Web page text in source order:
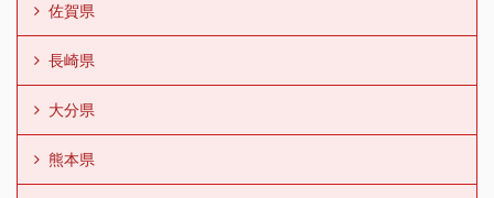
佐賀県
長崎県
大分県
熊本県